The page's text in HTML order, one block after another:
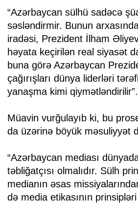
“Azərbaycan sülhü sadəcə
səsləndirmir. Bunun
iradəsi, Prezident İlham
həyata keçirilən real siyasət
buna görə Azərbaycan
çağırışları dünya liderləri
yanaşma kimi qiymətləndirilir”.
Müavin vurğulayıb ki, bu
da üzərinə böyük məsuliyyət
“Azərbaycan mediası
təbliğatçısı olmalıdır. Sülh
medianın əsas
də media etikasının